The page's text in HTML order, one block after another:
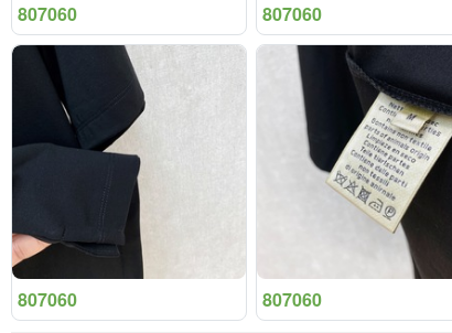
807060 807060
807060 807060